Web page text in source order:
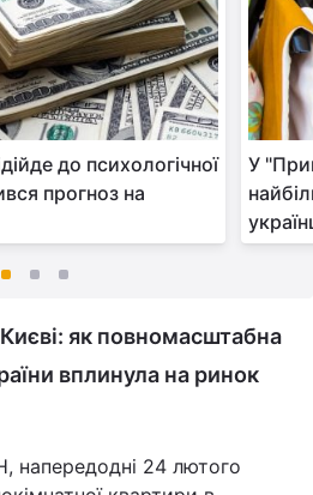
до психологічної
прогноз на
У
як повномасштабна
вплинула на ринок
напередодні 24 лютого